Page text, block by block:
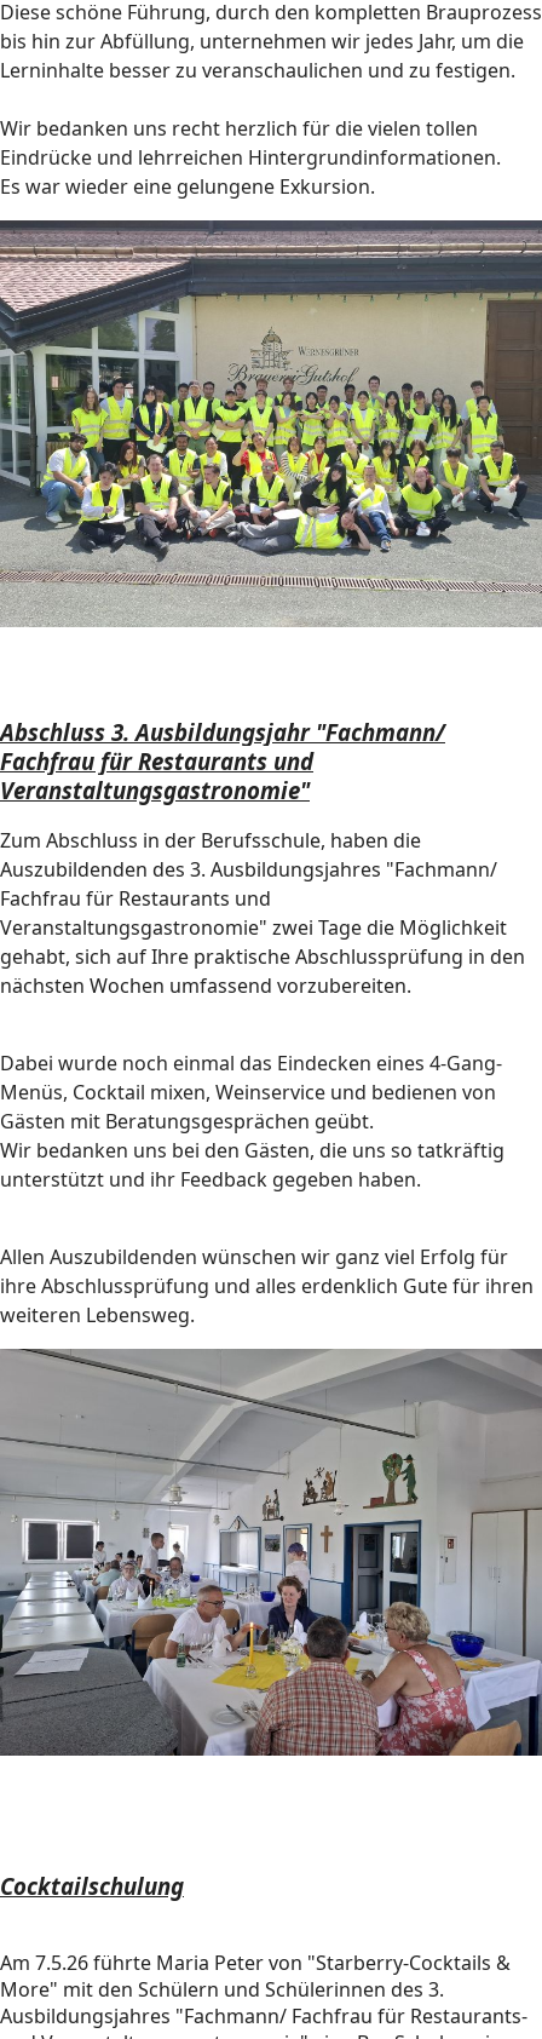
Diese schöne Führung, durch den kompletten Brauprozess
bis hin zur Abfüllung, unternehmen wir jedes Jahr, um die
Lerninhalte besser zu veranschaulichen und zu festigen.
Wir bedanken uns recht herzlich für die vielen tollen
Eindrücke und lehrreichen Hintergrundinformationen.
Es war wieder eine gelungene Exkursion.
Abschluss 3. Ausbildungsjahr "Fachmann/
Fachfrau für Restaurants und
Veranstaltungsgastronomie"
Zum Abschluss in der Berufsschule, haben die
Auszubildenden des 3. Ausbildungsjahres "Fachmann/
Fachfrau für Restaurants und
Veranstaltungsgastronomie" zwei Tage die Möglichkeit
gehabt, sich auf Ihre praktische Abschlussprüfung in den
nächsten Wochen umfassend vorzubereiten.
Dabei wurde noch einmal das Eindecken eines 4-Gang-
Menüs, Cocktail mixen, Weinservice und bedienen von
Gästen mit Beratungsgesprächen geübt.
Wir bedanken uns bei den Gästen, die uns so tatkräftig
unterstützt und ihr Feedback gegeben haben.
Allen Auszubildenden wünschen wir ganz viel Erfolg für
ihre Abschlussprüfung und alles erdenklich Gute für ihren
weiteren Lebensweg.
Cocktailschulung
Am 7.5.26 führte Maria Peter von "Starberry-Cocktails &
More" mit den Schülern und Schülerinnen des 3.
Ausbildungsjahres "Fachmann/ Fachfrau für Restaurants-